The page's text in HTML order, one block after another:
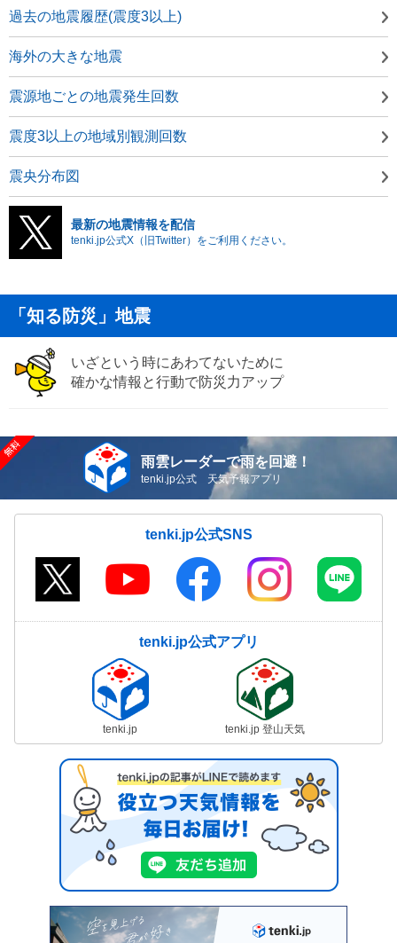
過去の地震履歴(震度3以上)
海外の大きな地震
震源地ごとの地震発生回数
震度3以上の地域別観測回数
震央分布図
最新の地震情報を配信
tenki.jp公式X（旧Twitter）をご利用ください。
「知る防災」地震
いざという時にあわてないために
確かな情報と行動で防災力アップ
雨雲レーダーで雨を回避！
tenki.jp公式 天気予報アプリ
tenki.jp公式SNS
tenki.jp公式アプリ
tenki.jp tenki.jp 登山天気